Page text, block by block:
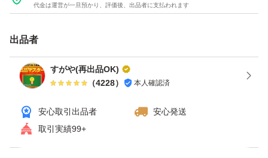
貼って発送致します。
他に精米したものや無洗米、最大25キロなどもご対応致
しますのでお問い合わせください。
代金は運営が一旦預かり、評価後、出品者に支払われます
出品者
すがや(再出品OK)
（4228） 本人確認済
安心取引出品者
安心発送
取引実績99+